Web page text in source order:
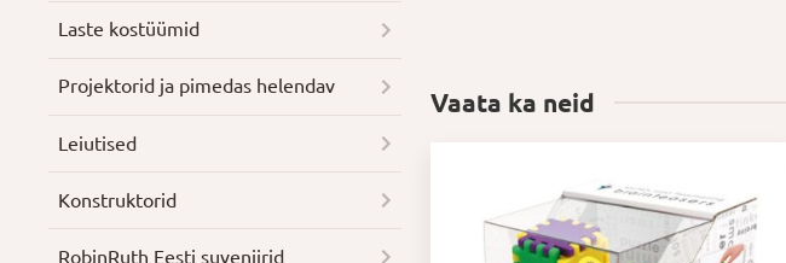
Vaata ka neid
Laste kostüümid
Projektorid ja pimedas helendav
Leiutised
Konstruktorid
RobinRuth Eesti suveniirid